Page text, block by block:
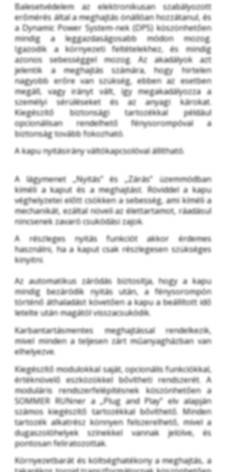
Balesetvédelem az elektronikusan szabályozott
erőmérés által a meghajtás önállóan hozzátanul, és
a Dynamic Power System-nek (DPS) köszönhetően
mindig a leggazdaságosabb módon mozog.
Igazodik a környezeti feltételekhez, és mindig
azonos sebességgel mozog. Az akadályok azt
jelentik a meghajtás számára, hogy hirtelen
nagyobb erőre van szükség, ebben az esetben
megáll, vagy irányt vált, így megakadályozza a
személyi sérüléseket és az anyagi károkat.
Kiegészítő biztonsági tartozékkal például
opcionálisan rendelhető fénysorompóval a
biztonság tovább fokozható.
A kapu nyitásirány váltókapcsolóval állítható.
A lágymenet „Nyitás” és „Zárás” üzemmódban
kíméli a kaput és a meghajtást. Röviddel a kapu
véghelyzetei előtt csökken a sebesség, ami kíméli a
mechanikát, ezáltal növeli az élettartamot, ráadásul
nincsenek zavaró csukódási zajok.
A részleges nyitás funkciót akkor érdemes
használni, ha a kaput csak részlegesen szükséges
kinyitni.
Az automatikus záródás biztosítja, hogy a kapu
mindig bezáródik nyitás után, a fénysorompón
történő áthaladást követően a kapu a beállított idő
letelte után magától visszacsukódik.
Karbantartásmentes meghajtással rendelkezik,
mivel minden a teljesen zárt műanyagházban van
elhelyezve.
Kiegészítő modulokkal saját, opcionális funkciókkal,
értéknövelő eszközökkel bővítheti rendszerét. A
moduláris rendszerfelépítésnek köszönhetően a
SOMMER RUNner a „Plug and Play” elv alapján
számos kiegészítő tartozékkal bővíthető. Minden
tartozék alkatrész könnyen felszerelhető, mivel a
dugaszolóhelyek színekkel vannak jelölve, és
pontosan feliratozottak.
Környezetbarát és költséghatékony a meghajtás, a